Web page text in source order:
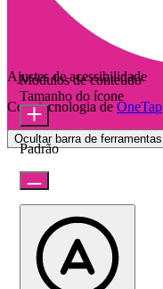
Ajustes de acessibilidade
Com tecnologia de OneTap
Ocultar barra de ferramentas
Módulos de conteúdo
Tamanho do ícone
Padrão